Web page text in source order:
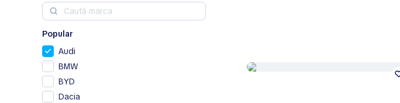
Popular
Audi
BMW
BYD
Dacia